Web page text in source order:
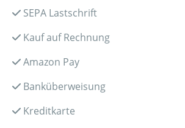
SEPA Lastschrift
Kauf auf Rechnung
Amazon Pay
Banküberweisung
Kreditkarte